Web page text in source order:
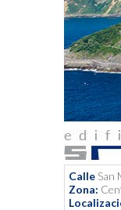
Calle San
Zona: